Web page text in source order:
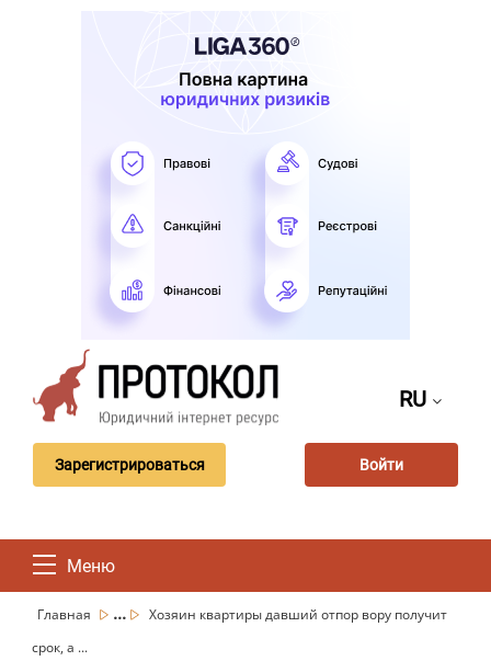
RU
Зарегистрироваться Войти
Меню
Главная ...
Хозяин квартиры давший отпор вору получит
срок, а ...